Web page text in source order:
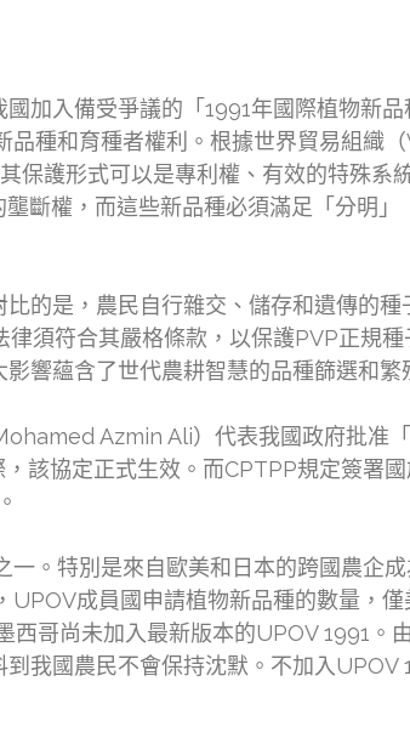
加入備受爭議的「1991年國際植物新品
品種和育種者權利。根據世界貿易組織
保護形式可以是專利權、有效的特殊系
斷權，而這些新品種必須滿足「分明」
的是，農民自行雜交、儲存和遺傳的種
須符合其嚴格條款，以保護PVP正規種
響蘊含了世代農耕智慧的品種篩選和繁
Azmin Ali）代表我國政府批准
該協定正式生效。而CPTPP規定簽署
。特別是來自歐美和日本的跨國農企
成員國申請植物新品種的數量，僅
哥尚未加入最新版本的UPOV 1991。
我國農民不會保持沈默。不加入UPOV